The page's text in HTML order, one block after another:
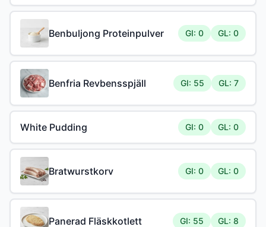
Benbuljong Proteinpulver GI: 0 GL: 0
Benfria Revbensspjäll GI: 55 GL: 7
White Pudding GI: 0 GL: 0
Bratwurstkorv GI: 0 GL: 0
Panerad Fläskkotlett GI: 55 GL: 8